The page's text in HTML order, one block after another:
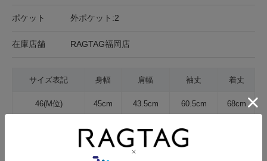
ポケット 外ポケット:2
在庫店舗 RAGTAG福岡店
サイズ表記 身幅 肩幅 袖丈 着丈
46(M位) 45cm 43.5cm 60.5cm 68cm
サイズの測り方について